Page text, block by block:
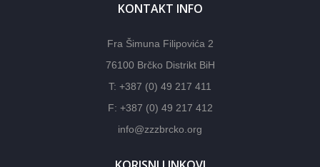
KONTAKT INFO
Fra Šimuna Filipovića 2
76100 Brčko Distrikt BiH
T: +387 (0) 49 217 411
F: +387 (0) 49 217 412
info@zzzbrcko.org